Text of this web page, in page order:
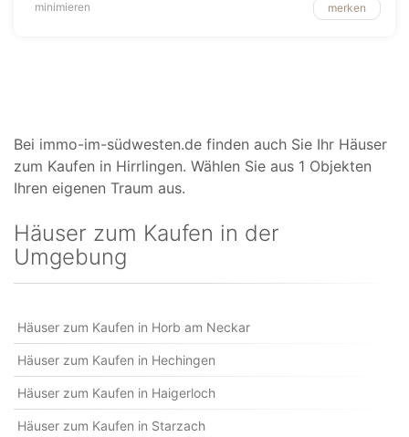
minimieren merken
Bei immo-im-südwesten.de finden auch Sie Ihr Häuser
zum Kaufen in Hirrlingen. Wählen Sie aus 1 Objekten
Ihren eigenen Traum aus.
Häuser zum Kaufen in der
Umgebung
Häuser zum Kaufen in Horb am Neckar
Häuser zum Kaufen in Hechingen
Häuser zum Kaufen in Haigerloch
Häuser zum Kaufen in Starzach